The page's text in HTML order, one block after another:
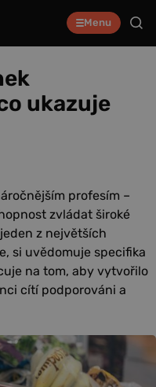
Menu
ukazuje
profesím –
zvládat široké
z největších
si uvědomuje specifika
na tom, aby vytvořilo
cítí podporováni a